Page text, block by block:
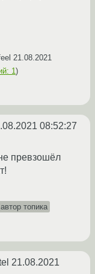
21.08.2021
1)
08:52:27
превзошёл
автор топика
21.08.2021